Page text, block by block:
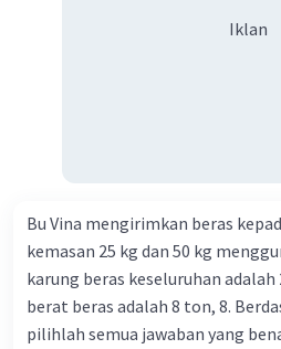
Iklan
Bu Vina mengirimkan beras
kemasan 25 kg dan 50 kg
karung beras keseluruhan
berat beras adalah 8 ton, 8.
pilihlah semua jawaban yang